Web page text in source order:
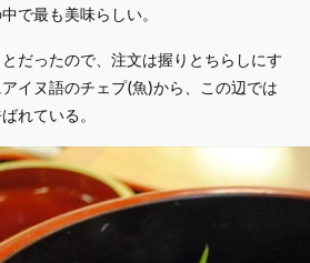
で最も美味らしい。
だったので、注文は握りとちらしにす
イヌ語のチェプ(魚)から、この辺では
れている。